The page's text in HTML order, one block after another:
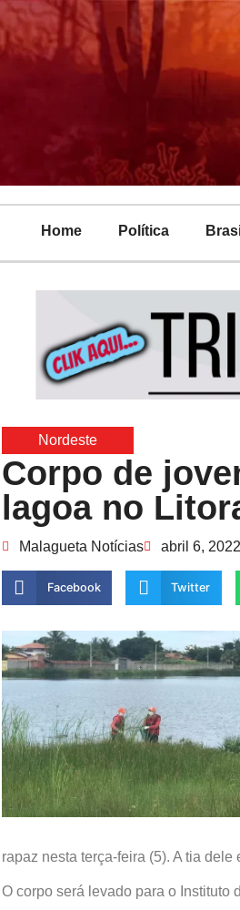
Home Política
Nordeste
Corpo de
lagoa no
Malagueta Notícias abril 6, 2022
Facebook Twitter
rapaz nesta terça-feira (5). A tia
O corpo será levado para o Instituto